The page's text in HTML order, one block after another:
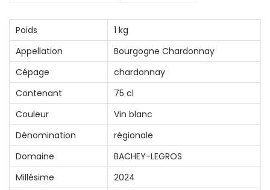
Poids
1 kg
Appellation
Bourgogne Chardonnay
Cépage
chardonnay
Contenant
75 cl
Couleur
Vin blanc
Dénomination
régionale
Domaine
BACHEY-LEGROS
Millésime
2024